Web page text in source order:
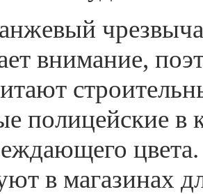
внимание,
полицейские в
в магазинах